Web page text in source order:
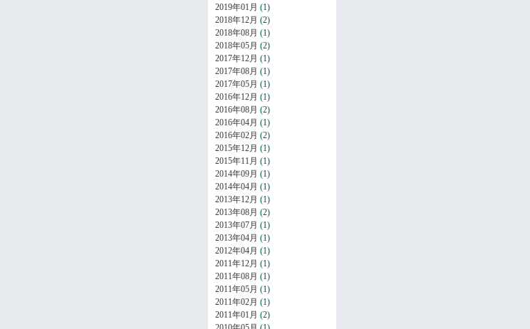
2019年01月 (1)
2018年12月 (2)
2018年08月 (1)
2018年05月 (2)
2017年12月 (1)
2017年08月 (1)
2017年05月 (1)
2016年12月 (1)
2016年08月 (2)
2016年04月 (1)
2016年02月 (2)
2015年12月 (1)
2015年11月 (1)
2014年09月 (1)
2014年04月 (1)
2013年12月 (1)
2013年08月 (2)
2013年07月 (1)
2013年04月 (1)
2012年04月 (1)
2011年12月 (1)
2011年08月 (1)
2011年05月 (1)
2011年02月 (1)
2011年01月 (2)